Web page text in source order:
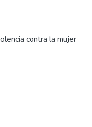
contra la mujer